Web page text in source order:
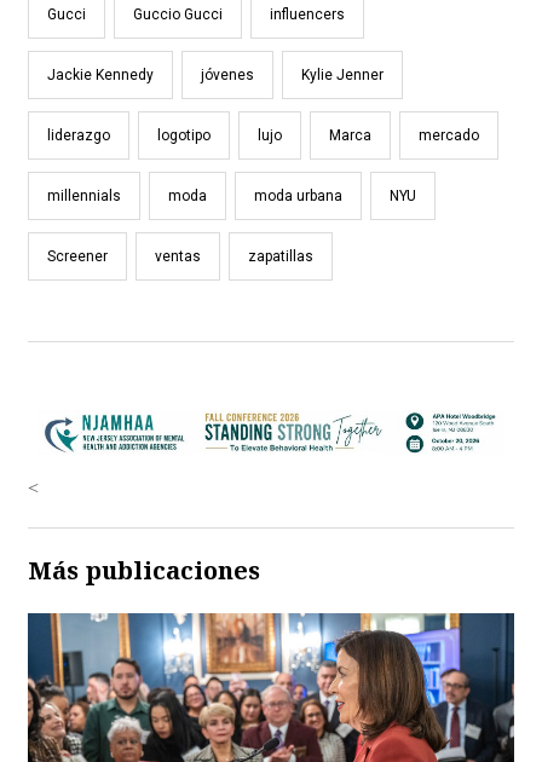
Gucci Guccio Gucci influencers
Jackie Kennedy jóvenes Kylie Jenner
liderazgo logotipo lujo Marca mercado
millennials moda moda urbana NYU
Screener ventas zapatillas
<
Más publicaciones